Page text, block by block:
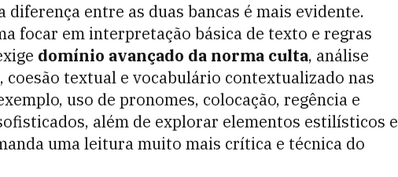
diferença entre as duas bancas é mais evidente.
focar em interpretação básica de texto e regras
domínio avançado da norma culta, análise
textual e vocabulário contextualizado nas
uso de pronomes, colocação, regência e
além de explorar elementos estilísticos e
uma leitura muito mais crítica e técnica do